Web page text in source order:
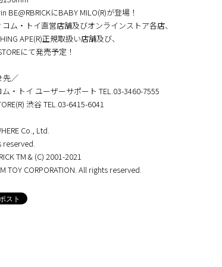
BE@RBRICKにBABY MILO(R)が登場！
ム・トイ直営店舗及びオンラインストア各店、
APE(R)正規取扱い店舗及び、
にて発売予定！
先／
ム・トイ ユーザーサポート TEL.03-3460-7555
渋谷 TEL.03-6415-6041
Co., Ltd.
reserved.
TM & (C) 2001-2021
TOY CORPORATION. All rights reserved.